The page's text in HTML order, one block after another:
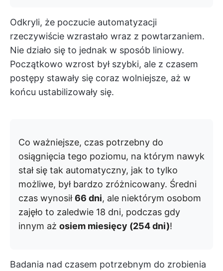
Odkryli, że poczucie automatyzacji
rzeczywiście wzrastało wraz z powtarzaniem.
Nie działo się to jednak w sposób liniowy.
Początkowo wzrost był szybki, ale z czasem
postępy stawały się coraz wolniejsze, aż w
końcu ustabilizowały się.
Co ważniejsze, czas potrzebny do
osiągnięcia tego poziomu, na którym nawyk
stał się tak automatyczny, jak to tylko
możliwe, był bardzo zróżnicowany. Średni
czas wynosił66 dni, ale niektórym osobom
zajęło to zaledwie 18 dni, podczas gdy
innym aż osiem miesięcy (254 dni)!
Badania nad czasem potrzebnym do zrobienia